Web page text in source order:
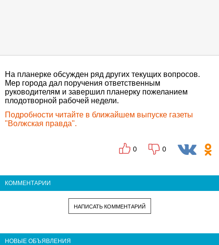
На планерке обсужден ряд других текущих вопросов.
Мер города дал поручения ответственным
руководителям и завершил планерку пожеланием
плодотворной рабочей недели.
Подробности читайте в ближайшем выпуске газеты
"Волжская правда".
0 0
КОММЕНТАРИИ
НАПИСАТЬ КОММЕНТАРИЙ
НОВЫЕ ОБЪЯВЛЕНИЯ